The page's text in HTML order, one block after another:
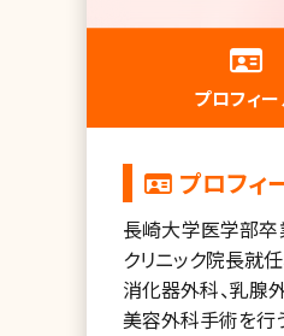
プロフィ
プロフィ
長崎大学医学部卒
クリニック院長就
消化器外科、乳腺
美容外科手術を行う